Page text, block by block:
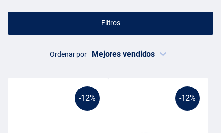
Filtros
Ordenar por
-12% -12%